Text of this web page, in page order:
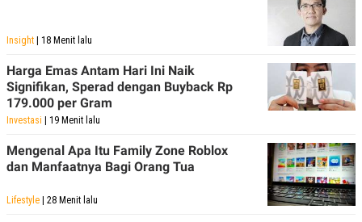
Insight | 18 Menit lalu
Harga Emas Antam Hari Ini Naik
Signifikan, Sperad dengan Buyback Rp
179.000 per Gram
Investasi | 19 Menit lalu
Mengenal Apa Itu Family Zone Roblox
dan Manfaatnya Bagi Orang Tua
Lifestyle | 28 Menit lalu